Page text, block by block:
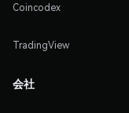
Coincodex
TradingView
会社